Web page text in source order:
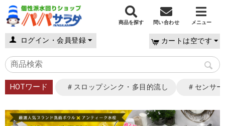
商品を探す 問い合わせ メニュー
ログイン・会員登録 カートは空です
HOTワード ＃スロップシンク・多目的流し ＃センサ